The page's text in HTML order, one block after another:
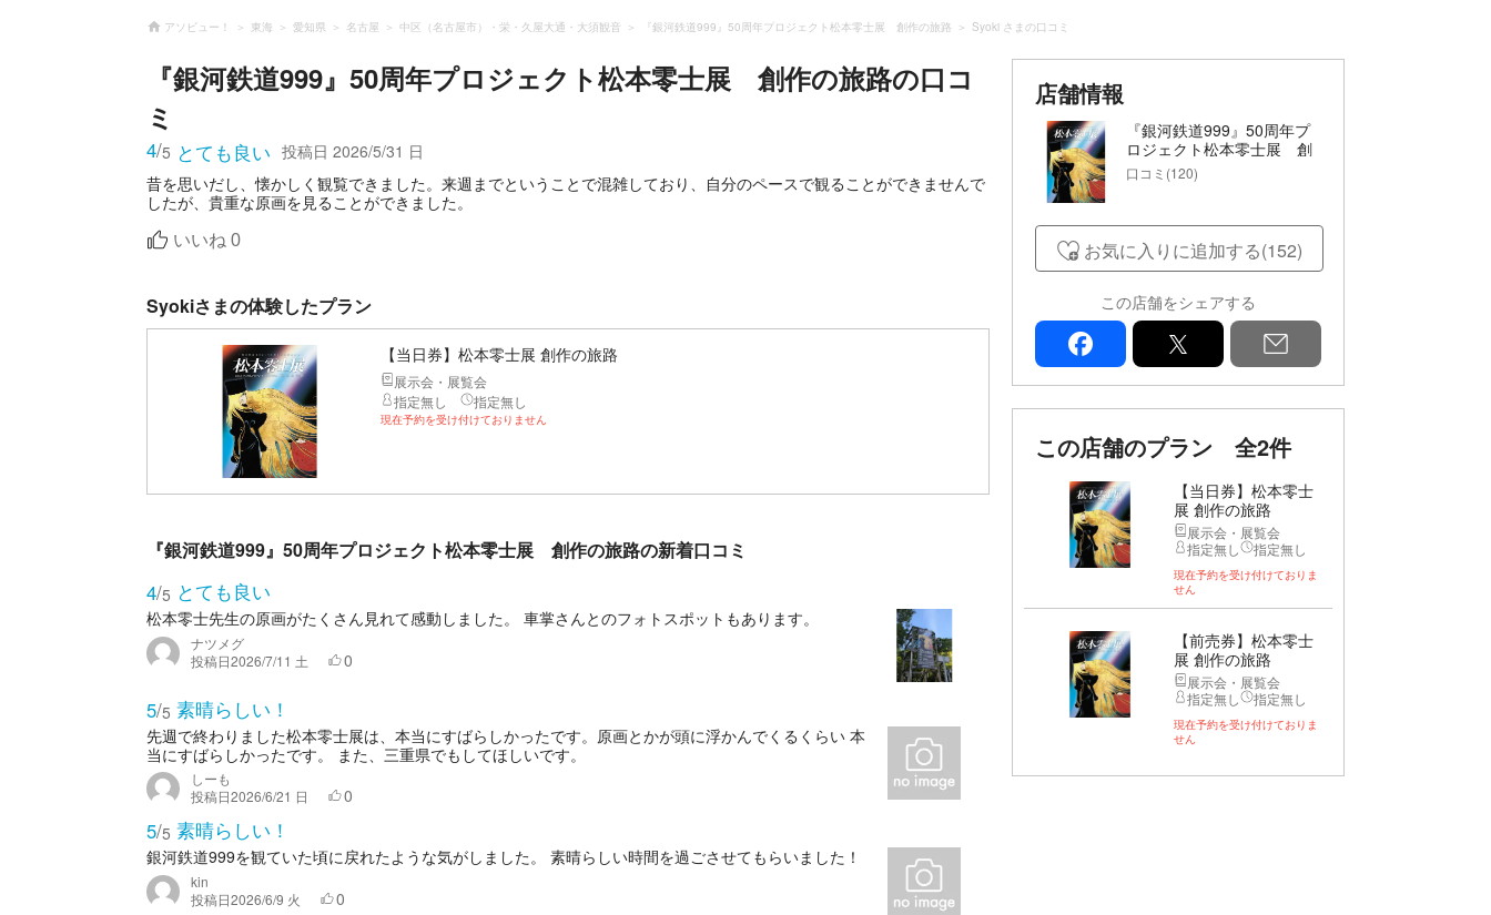
アソビュー！ 東海 愛知県 名古屋 中区（名古屋市）・栄・久屋大通・大須観音 『銀河鉄道999』50周年プロジェクト松本零士展 創作の旅路 Syoki さまの口コミ
『銀河鉄道999』50周年プロジェクト松本零士展 創作の旅路の口コ
ミ
4/5 とても良い 投稿日 2026/5/31 日
昔を思いだし、懐かしく観覧できました。来週までということで混雑しており、自分のペースで観ることができませんで
したが、貴重な原画を見ることができました。
いいね 0
Syokiさまの体験したプラン
【当日券】松本零士展 創作の旅路
展示会・展覧会
指定無し
指定無し
現在予約を受け付けておりません
『銀河鉄道999』50周年プロジェクト松本零士展 創作の旅路の新着口コミ
4/5 とても良い
松本零士先生の原画がたくさん見れて感動しました。 車掌さんとのフォトスポットもあります。
ナツメグ
投稿日2026/7/11 土 0
5/5 素晴らしい！
先週で終わりました松本零士展は、本当にすばらしかったです。原画とかが頭に浮かんでくるくらい 本
当にすばらしかったです。 また、三重県でもしてほしいです。
しーも
投稿日2026/6/21 日 0
5/5 素晴らしい！
銀河鉄道999を観ていた頃に戻れたような気がしました。 素晴らしい時間を過ごさせてもらいました！
kin
投稿日2026/6/9 火 0
店舗情報
『銀河鉄道999』50周年プ
ロジェクト松本零士展 創
作の旅路
口コミ(120)
お気に入りに追加する(152)
この店舗をシェアする
facebook
この店舗のプラン 全2件
【当日券】松本零士
展 創作の旅路
展示会・展覧会
指定無し
指定無し
現在予約を受け付けておりま
せん
【前売券】松本零士
展 創作の旅路
展示会・展覧会
指定無し
指定無し
現在予約を受け付けておりま
せん